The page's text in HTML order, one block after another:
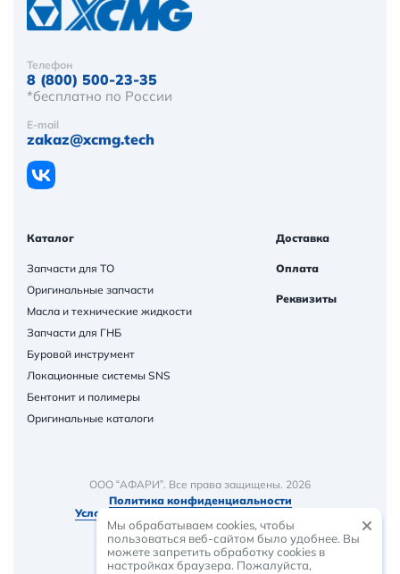
Телефон
8 (800) 500-23-35
*бесплатно по России
E-mail
zakaz@xcmg.tech
Каталог
Запчасти для ТО
Оригинальные запчасти
Масла и технические жидкости
Запчасти для ГНБ
Буровой инструмент
Локационные системы SNS
Бентонит и полимеры
Оригинальные каталоги
Доставка
Оплата
Реквизиты
ООО “АФАРИ”. Все права защищены. 2026
Политика конфиденциальности
Условия и порядок предоставления товаров
Мы обрабатываем cookies, чтобы
пользоваться веб-сайтом было удобнее. Вы
можете запретить обработку сookies в
настройках браузера. Пожалуйста,